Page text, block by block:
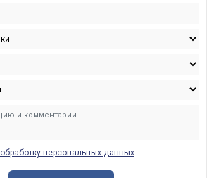
обработку персональных данных